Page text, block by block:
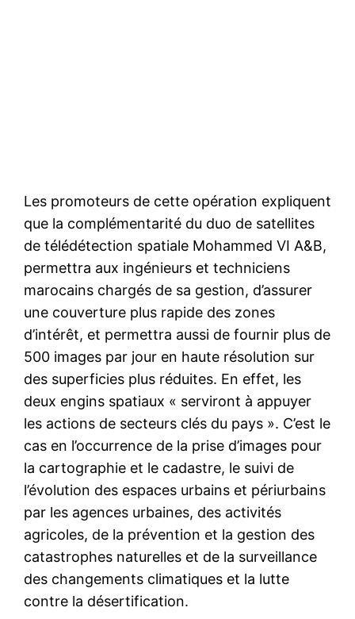
Les promoteurs de cette opération expliquent
que la complémentarité du duo de satellites
de télédétection spatiale Mohammed VI A&B,
permettra aux ingénieurs et techniciens
marocains chargés de sa gestion, d’assurer
une couverture plus rapide des zones
d’intérêt, et permettra aussi de fournir plus de
500 images par jour en haute résolution sur
des superficies plus réduites. En effet, les
deux engins spatiaux « serviront à appuyer
les actions de secteurs clés du pays ». C’est le
cas en l’occurrence de la prise d’images pour
la cartographie et le cadastre, le suivi de
l’évolution des espaces urbains et périurbains
par les agences urbaines, des activités
agricoles, de la prévention et la gestion des
catastrophes naturelles et de la surveillance
des changements climatiques et la lutte
contre la désertification.